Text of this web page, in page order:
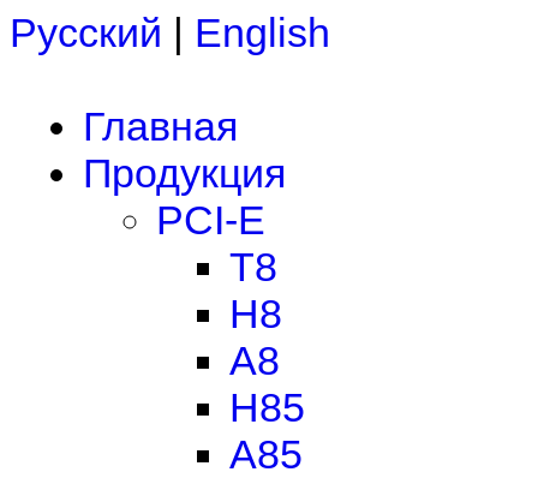
Русский | English
Главная
Продукция
PCI-E
T8
H8
A8
H85
A85